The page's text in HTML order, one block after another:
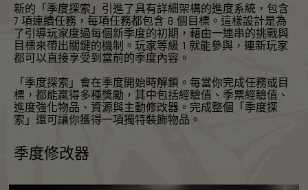
新的「季度探索」引進了具有詳細架構的進度系統，包含
7 項連續任務，每項任務都包含 8 個目標。這樣設計是為
了引導玩家度過每個新季度的初期，藉由一連串的挑戰與
目標來帶出關鍵的機制。玩家等級 1 就能參與，連新玩家
都可以直接享受到當前的季度內容。
「季度探索」會在季度開始時解鎖。每當你完成任務或目
標，都能贏得多種獎勵，其中包括經驗值、季票經驗值、
進度強化物品、資源與主動修改器。完成整個「季度探
索」還可讓你獲得一項獨特裝飾物品。
季度修改器